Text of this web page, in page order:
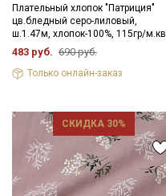
Плательный хлопок "Патриция"
цв.бледный серо-лиловый,
ш.1.47м, хлопок-100%, 115гр/м.кв
483 руб. 690 руб.
Только онлайн-заказ
СКИДКА 30%